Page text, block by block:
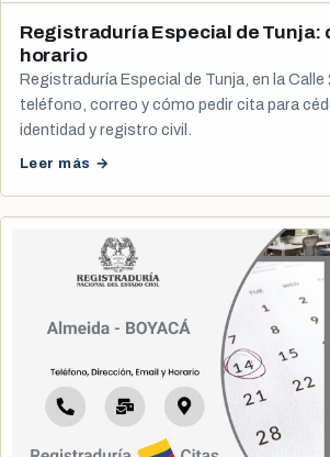
Registraduría Especial de Tunja:
horario
Registraduría Especial de Tunja, en la
teléfono, correo y cómo pedir cita para
identidad y registro civil.
Leer más →